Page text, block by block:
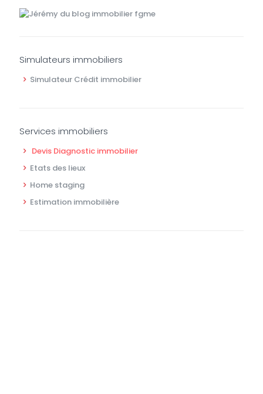
Simulateurs immobiliers
Simulateur Crédit immobilier
Services immobiliers
Devis Diagnostic immobilier
Etats des lieux
Home staging
Estimation immobilière